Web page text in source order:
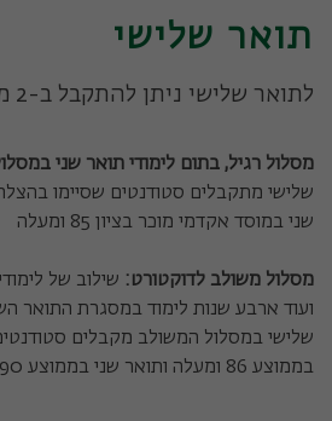
תואר שלישי
לתואר שלישי ניתן להתקבל ב-2 מסלולים:
מסלול רגיל, בתום לימודי תואר שני
שלישי מתקבלים סטודנטים שסיימו
שני במוסד אקדמי מוכר בציון 85 ומעלה
מסלול משולב לדוקטורט: שילוב של
ועוד ארבע שנות לימוד במסגרת התואר
שלישי במסלול המשולב מקבלים
בממוצע 86 ומעלה ותואר שני בממוצע 90 ומעלה.